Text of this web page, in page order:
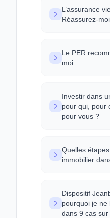
L’assurance
Réassurez-moi
Le PER
moi
Investir dans
pour qui, pour
pour vous ?
Quelles
immobilier
Dispositif
pourquoi je
dans 9 cas sur